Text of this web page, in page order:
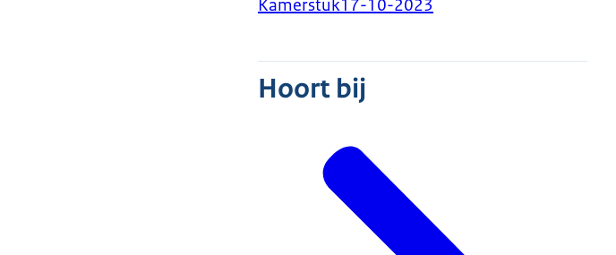
Kamerstuk17-10-2023
Hoort bij